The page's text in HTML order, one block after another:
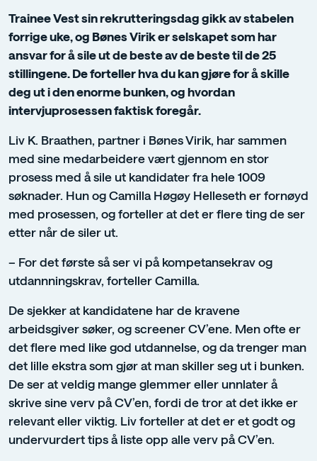
Trainee Vest sin rekrutteringsdag gikk av stabelen
forrige uke, og Bønes Virik er selskapet som har
ansvar for å sile ut de beste av de beste til de 25
stillingene. De forteller hva du kan gjøre for å skille
deg ut i den enorme bunken, og hvordan
intervjuprosessen faktisk foregår.
Liv K. Braathen, partner i Bønes Virik, har sammen
med sine medarbeidere vært gjennom en stor
prosess med å sile ut kandidater fra hele 1009
søknader. Hun og Camilla Høgøy Helleseth er fornøyd
med prosessen, og forteller at det er flere ting de ser
etter når de siler ut.
– For det første så ser vi på kompetansekrav og
utdannningskrav, forteller Camilla.
De sjekker at kandidatene har de kravene
arbeidsgiver søker, og screener CV’ene. Men ofte er
det flere med like god utdannelse, og da trenger man
det lille ekstra som gjør at man skiller seg ut i bunken.
De ser at veldig mange glemmer eller unnlater å
skrive sine verv på CV’en, fordi de tror at det ikke er
relevant eller viktig. Liv forteller at det er et godt og
undervurdert tips å liste opp alle verv på CV’en.